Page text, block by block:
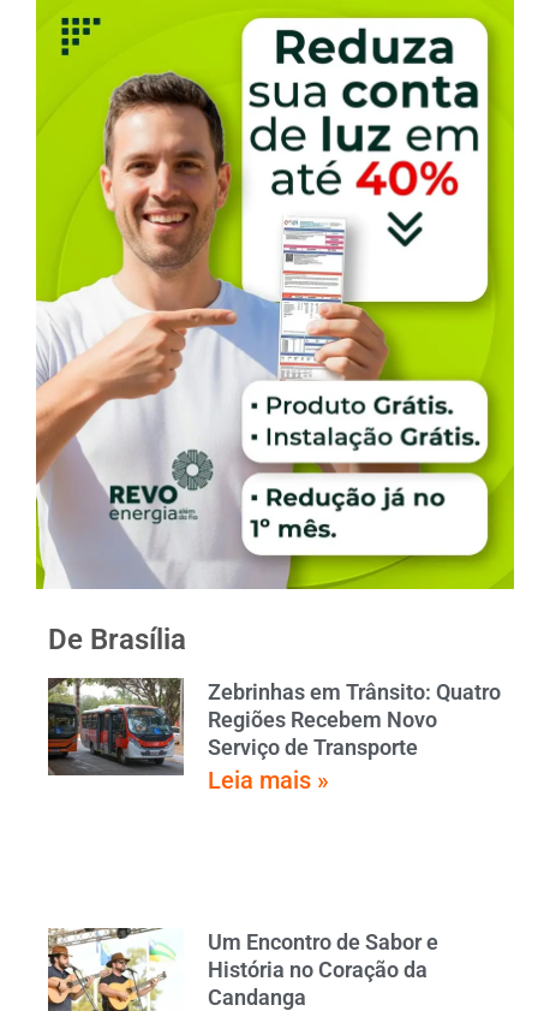
De Brasília
Zebrinhas em Trânsito: Quatro
Regiões Recebem Novo
Serviço de Transporte
Leia mais »
Um Encontro de Sabor e
História no Coração da
Candanga